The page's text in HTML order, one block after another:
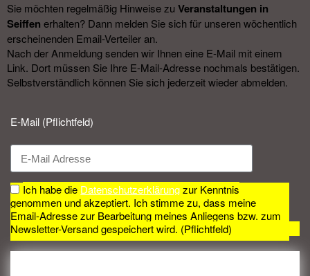
Sie möchten regelmäßig Hinweise zu Veranstal­tungen in
Seiffen erhalten? Dann melden Sie sich für unseren wöchentlich
erscheinenden Email-Verteiler an.
Nach der Anmeldung senden wir Ihnen eine E-Mail mit einem
Link. Dort müssen Sie Ihre E-Mail-Adresse nochmals bestätigen.
Selbstverständlich können Sie sich jederzeit wieder abmelden.​
E-Mail (Pflichtfeld)
Ich habe die Datenschutzerklärungzur Kenntnis
genommen und akzeptiert. Ich stimme zu, dass meine
Email-Adresse zur Bearbeitung meines Anliegens bzw. zum
Newsletter-Versand gespeichert wird. (Pflichtfeld)